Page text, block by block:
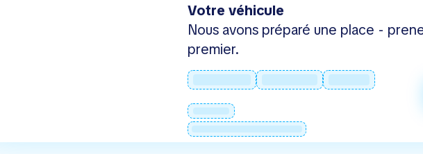
Votre véhicule
Nous avons préparé une place -
premier.